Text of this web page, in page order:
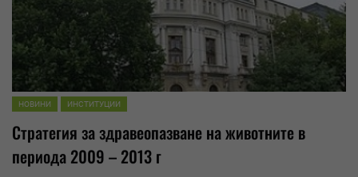
НОВИНИ ИНСТИТУЦИИ
Стратегия за здравеопазване на животните в
периода 2009 – 2013 г